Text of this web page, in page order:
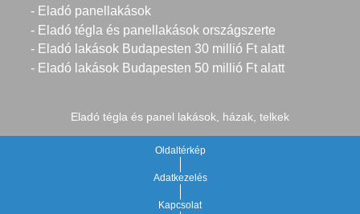
- Eladó panellakások
- Eladó tégla és panellakások országszerte
- Eladó lakások Budapesten 30 millió Ft alatt
- Eladó lakások Budapesten 50 millió Ft alatt
Eladó tégla és panel lakások, házak, telkek
Oldaltérkép
Adatkezelés
Kapcsolat